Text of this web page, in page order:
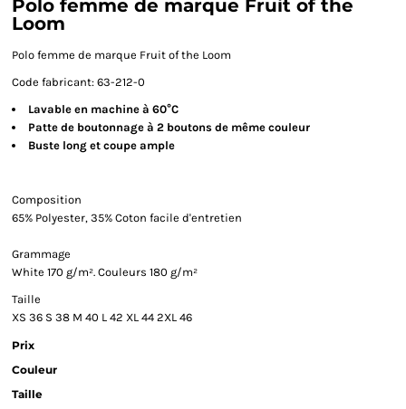
Polo femme de marque Fruit of the
Loom
Polo femme de marque Fruit of the Loom
Code fabricant: 63-212-0
Lavable en machine à 60°C
Patte de boutonnage à 2 boutons de même couleur
Buste long et coupe ample
Composition
65% Polyester, 35% Coton facile d'entretien
Grammage
White 170 g/m². Couleurs 180 g/m²
Taille
XS 36 S 38 M 40 L 42 XL 44 2XL 46
Prix
Couleur
Taille